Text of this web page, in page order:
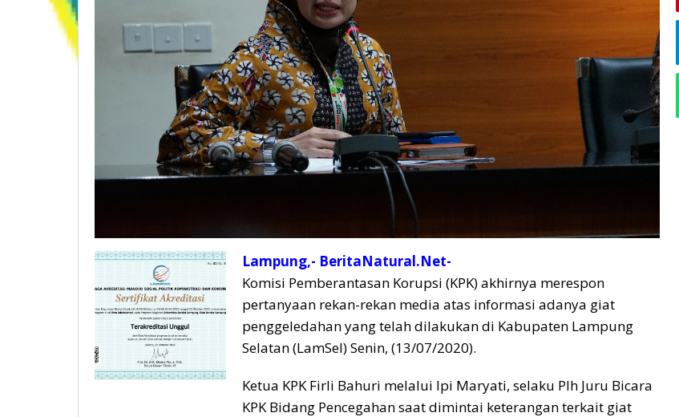
Lampung,- BeritaNatural.Net-
Komisi Pemberantasan Korupsi (KPK) akhirnya merespon
pertanyaan rekan-rekan media atas informasi adanya giat
penggeledahan yang telah dilakukan di Kabupaten Lampung
Selatan (LamSel) Senin, (13/07/2020).
Ketua KPK Firli Bahuri melalui Ipi Maryati, selaku Plh Juru Bicara
KPK Bidang Pencegahan saat dimintai keterangan terkait giat